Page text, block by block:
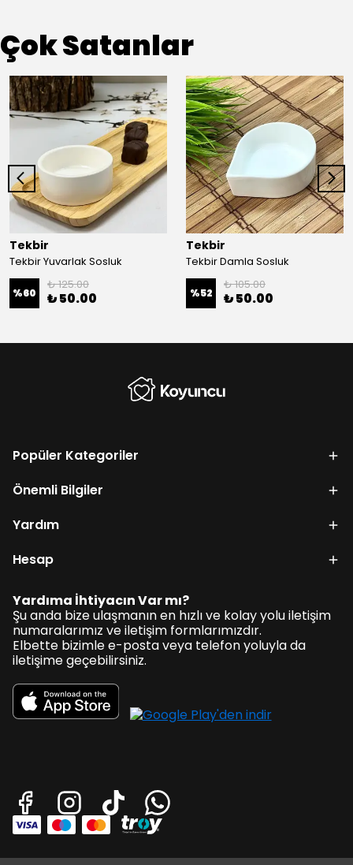
Çok Satanlar
Tekbir
Tekbir Yuvarlak Sosluk
%60
₺ 125.00
₺ 50.00
Tekbir
Tekbir Damla Sosluk
%52
₺ 105.00
₺ 50.00
Popüler Kategoriler
Önemli Bilgiler
Yardım
Hesap
Yardıma İhtiyacın Var mı?
Şu anda bize ulaşmanın en hızlı ve kolay yolu iletişim
numaralarımız ve iletişim formlarımızdır.
Elbette bizimle e-posta veya telefon yoluyla da
iletişime geçebilirsiniz.